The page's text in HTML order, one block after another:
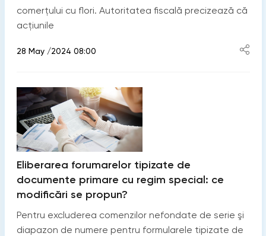
comerțului cu flori. Autoritatea fiscală precizează că
acțiunile
28 May /2024 08:00
Eliberarea forumarelor tipizate de
documente primare cu regim special: ce
modificări se propun?
Pentru excluderea comenzilor nefondate de serie şi
diapazon de numere pentru formularele tipizate de